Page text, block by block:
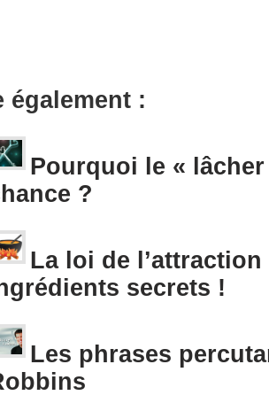
également :
Pourquoi le «
?
La loi de l’attraction
secrets !
Les phrases